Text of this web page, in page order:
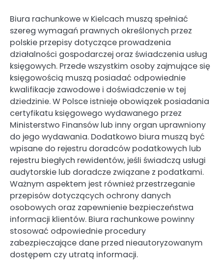
Biura rachunkowe w Kielcach muszą spełniać
szereg wymagań prawnych określonych przez
polskie przepisy dotyczące prowadzenia
działalności gospodarczej oraz świadczenia usług
księgowych. Przede wszystkim osoby zajmujące się
księgowością muszą posiadać odpowiednie
kwalifikacje zawodowe i doświadczenie w tej
dziedzinie. W Polsce istnieje obowiązek posiadania
certyfikatu księgowego wydawanego przez
Ministerstwo Finansów lub inny organ uprawniony
do jego wydawania. Dodatkowo biura muszą być
wpisane do rejestru doradców podatkowych lub
rejestru biegłych rewidentów, jeśli świadczą usługi
audytorskie lub doradcze związane z podatkami.
Ważnym aspektem jest również przestrzeganie
przepisów dotyczących ochrony danych
osobowych oraz zapewnienie bezpieczeństwa
informacji klientów. Biura rachunkowe powinny
stosować odpowiednie procedury
zabezpieczające dane przed nieautoryzowanym
dostępem czy utratą informacji.